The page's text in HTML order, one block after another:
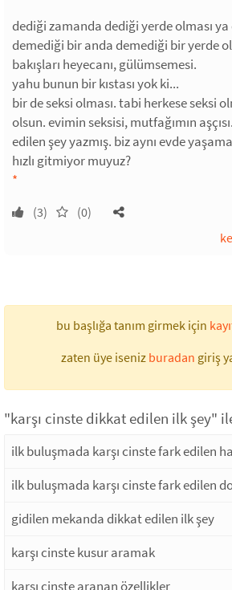
dediği zamanda dediği yerde olması
demediği bir anda demediği bir yerde
bakışları heyecanı, gülümsemesi.
yahu bunun bir kıstası yok ki...
bir de seksi olması. tabi herkese seksi
olsun. evimin seksisi, mutfağımın
edilen şey yazmış. biz aynı evde
hızlı gitmiyor muyuz?
*
(3) (0)
bu başlığa tanım girmek için
zaten üye iseniz buradan giriş
"karşı cinste dikkat edilen ilk şey"
ilk buluşmada karşı cinste fark edilen
ilk buluşmada karşı cinste fark edilen
gidilen mekanda dikkat edilen ilk şey
karşı cinste kusur aramak
karşı cinste aranan özellikler